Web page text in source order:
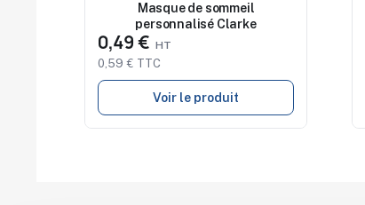
Masque de sommeil
personnalisé Clarke
0,49 €
0,59 € TTC
Voir le produit